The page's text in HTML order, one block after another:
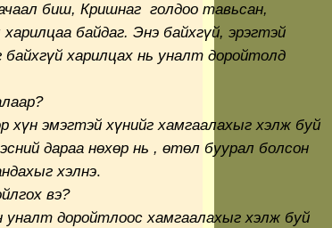
биш, Кришнаг голдоо тавьсан,
байдаг. Энэ байхгүй, эрэгтэй
байхгүй харилцах нь уналт доройтолд
хүн эмэгтэй хүнийг хамгаалахыг хэлж буй
дараа нөхөр нь , өтөл буурал болсон
хэлнэ.
вэ?
уналт доройтлоос хамгаалахыг хэлж буй